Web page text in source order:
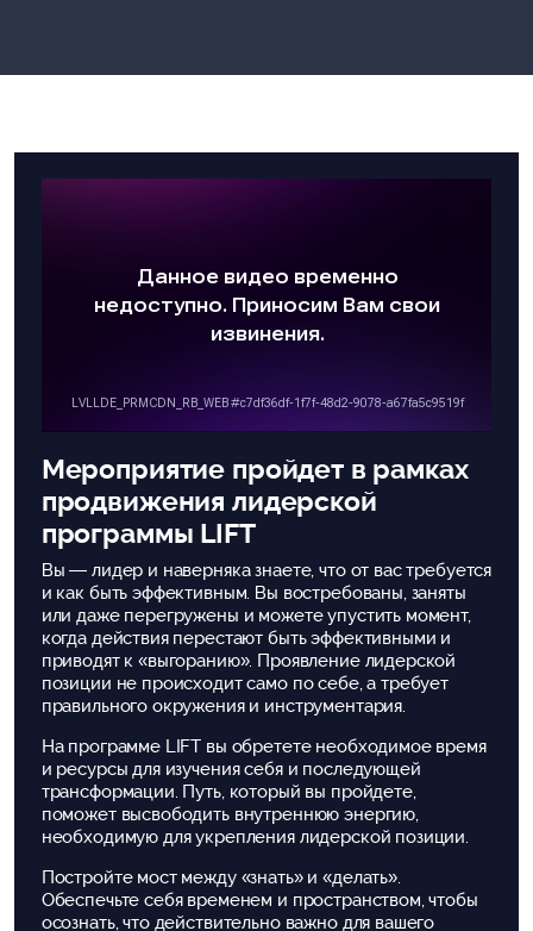
Мероприятие пройдет в рамках
продвижения лидерской
программы LIFT
Вы — лидер и наверняка знаете, что от вас требуется
и как быть эффективным. Вы востребованы, заняты
или даже перегружены и можете упустить момент,
когда действия перестают быть эффективными и
приводят к «выгоранию». Проявление лидерской
позиции не происходит само по себе, а требует
правильного окружения и инструментария.
На программе LIFT вы обретете необходимое время
и ресурсы для изучения себя и последующей
трансформации. Путь, который вы пройдете,
поможет высвободить внутреннюю энергию,
необходимую для укрепления лидерской позиции.
Постройте мост между «знать» и «делать».
Обеспечьте себя временем и пространством, чтобы
осознать, что действительно важно для вашего